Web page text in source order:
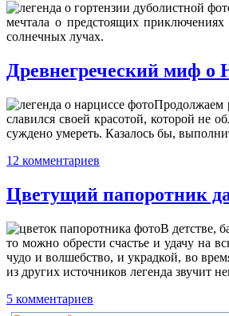
мечтала о предстоящих
солнечных лучах.
Древнегреческий миф о
Продолжаем
славился своей красотой, которой не
суждено умереть. Казалось бы,
12 комментариев
Цветущий папоротник
В детстве,
то можно обрести счастье и удачу на
чудо и волшебство, и украдкой, во
из других источников легенда звучит
5 комментариев